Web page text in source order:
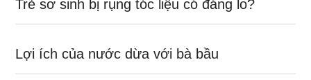
Trẻ sơ sinh bị rụng tóc liệu có đáng lo?
Lợi ích của nước dừa với bà bầu